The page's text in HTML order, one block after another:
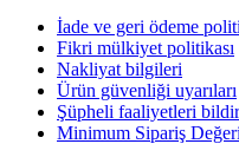
İade ve geri ödeme
Fikri mülkiyet politikası
Nakliyat bilgileri
Ürün güvenliği uyarıları
Şüpheli faaliyetleri
Minimum Sipariş Değeri